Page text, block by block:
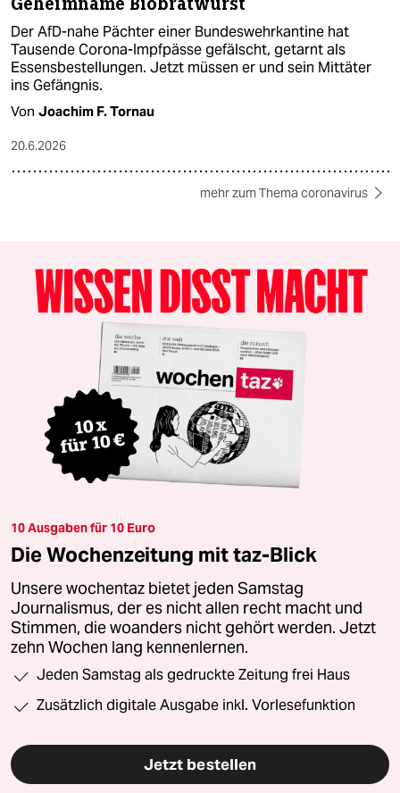
Der AfD-nahe Pächter einer Bundeswehrkantine hat
Tausende Corona-Impfpässe gefälscht, getarnt als
Essensbestellungen. Jetzt müssen er und sein Mittäter
ins Gefängnis.
Von Joachim F. Tornau
20.6.2026
mehr zum Thema coronavirus
10 Ausgaben für 10 Euro
Die Wochenzeitung mit taz-Blick
Unsere wochentaz bietet jeden Samstag
Journalismus, der es nicht allen recht macht und
Stimmen, die woanders nicht gehört werden. Jetzt
zehn Wochen lang kennenlernen.
Jeden Samstag als gedruckte Zeitung frei Haus
Zusätzlich digitale Ausgabe inkl. Vorlesefunktion
Jetzt bestellen